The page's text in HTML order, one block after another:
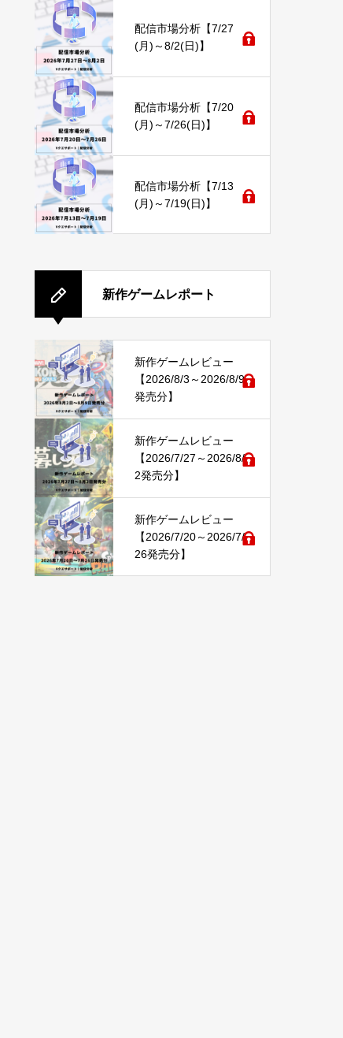
配信市場分析【7/27
(月)～8/2(日)】
配信市場分析【7/20
(月)～7/26(日)】
配信市場分析【7/13
(月)～7/19(日)】
新作ゲームレポート
新作ゲームレビュー
【2026/8/3～2026/8/9
発売分】
新作ゲームレビュー
【2026/7/27～2026/8/
2発売分】
新作ゲームレビュー
【2026/7/20～2026/7/
26発売分】